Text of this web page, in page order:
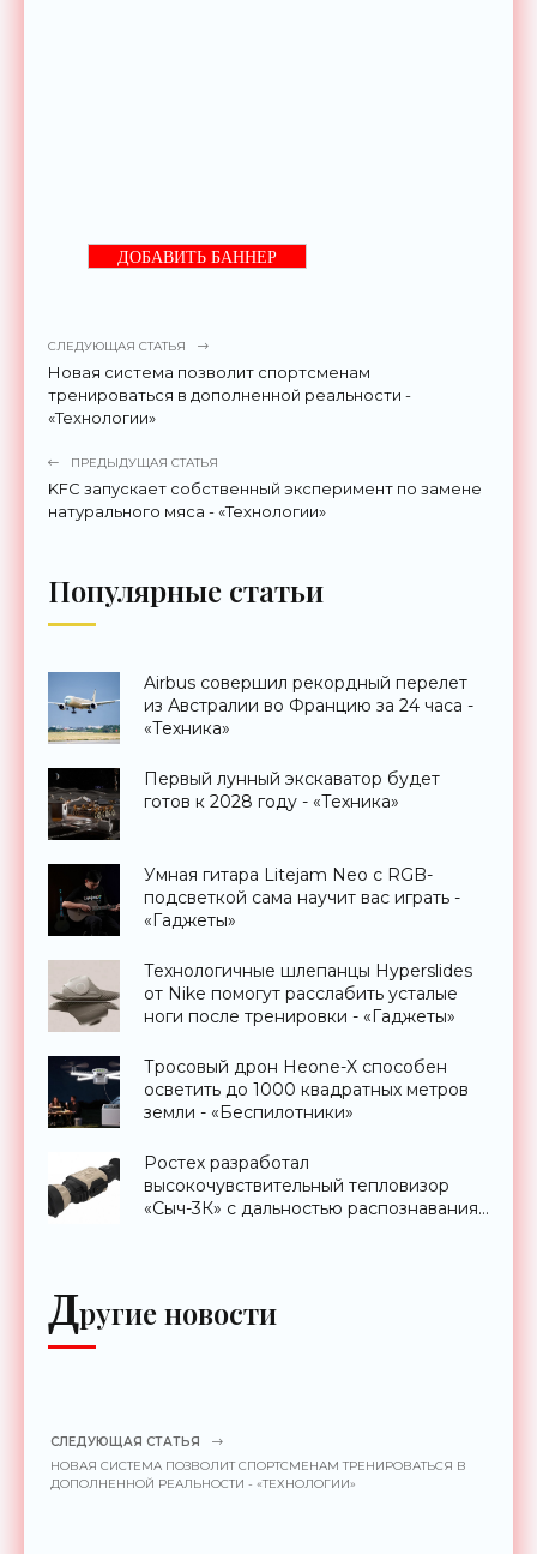
ДОБАВИТЬ БАННЕР
СЛЕДУЮЩАЯ СТАТЬЯ
Новая система позволит спортсменам
тренироваться в дополненной реальности -
«Технологии»
ПРЕДЫДУЩАЯ СТАТЬЯ
KFC запускает собственный эксперимент по замене
натурального мяса - «Технологии»
Популярные статьи
Airbus совершил рекордный перелет
из Австралии во Францию за 24 часа -
«Техника»
Первый лунный экскаватор будет
готов к 2028 году - «Техника»
Умная гитара Litejam Neo с RGB-
подсветкой сама научит вас играть -
«Гаджеты»
Технологичные шлепанцы Hyperslides
от Nike помогут расслабить усталые
ноги после тренировки - «Гаджеты»
Тросовый дрон Heone-X способен
осветить до 1000 квадратных метров
земли - «Беспилотники»
Ростех разработал
высокочувствительный тепловизор
«Сыч-3К» с дальностью распознавания
Другие новости
СЛЕДУЮЩАЯ СТАТЬЯ
НОВАЯ СИСТЕМА ПОЗВОЛИТ СПОРТСМЕНАМ ТРЕНИРОВАТЬСЯ В
ДОПОЛНЕННОЙ РЕАЛЬНОСТИ - «ТЕХНОЛОГИИ»